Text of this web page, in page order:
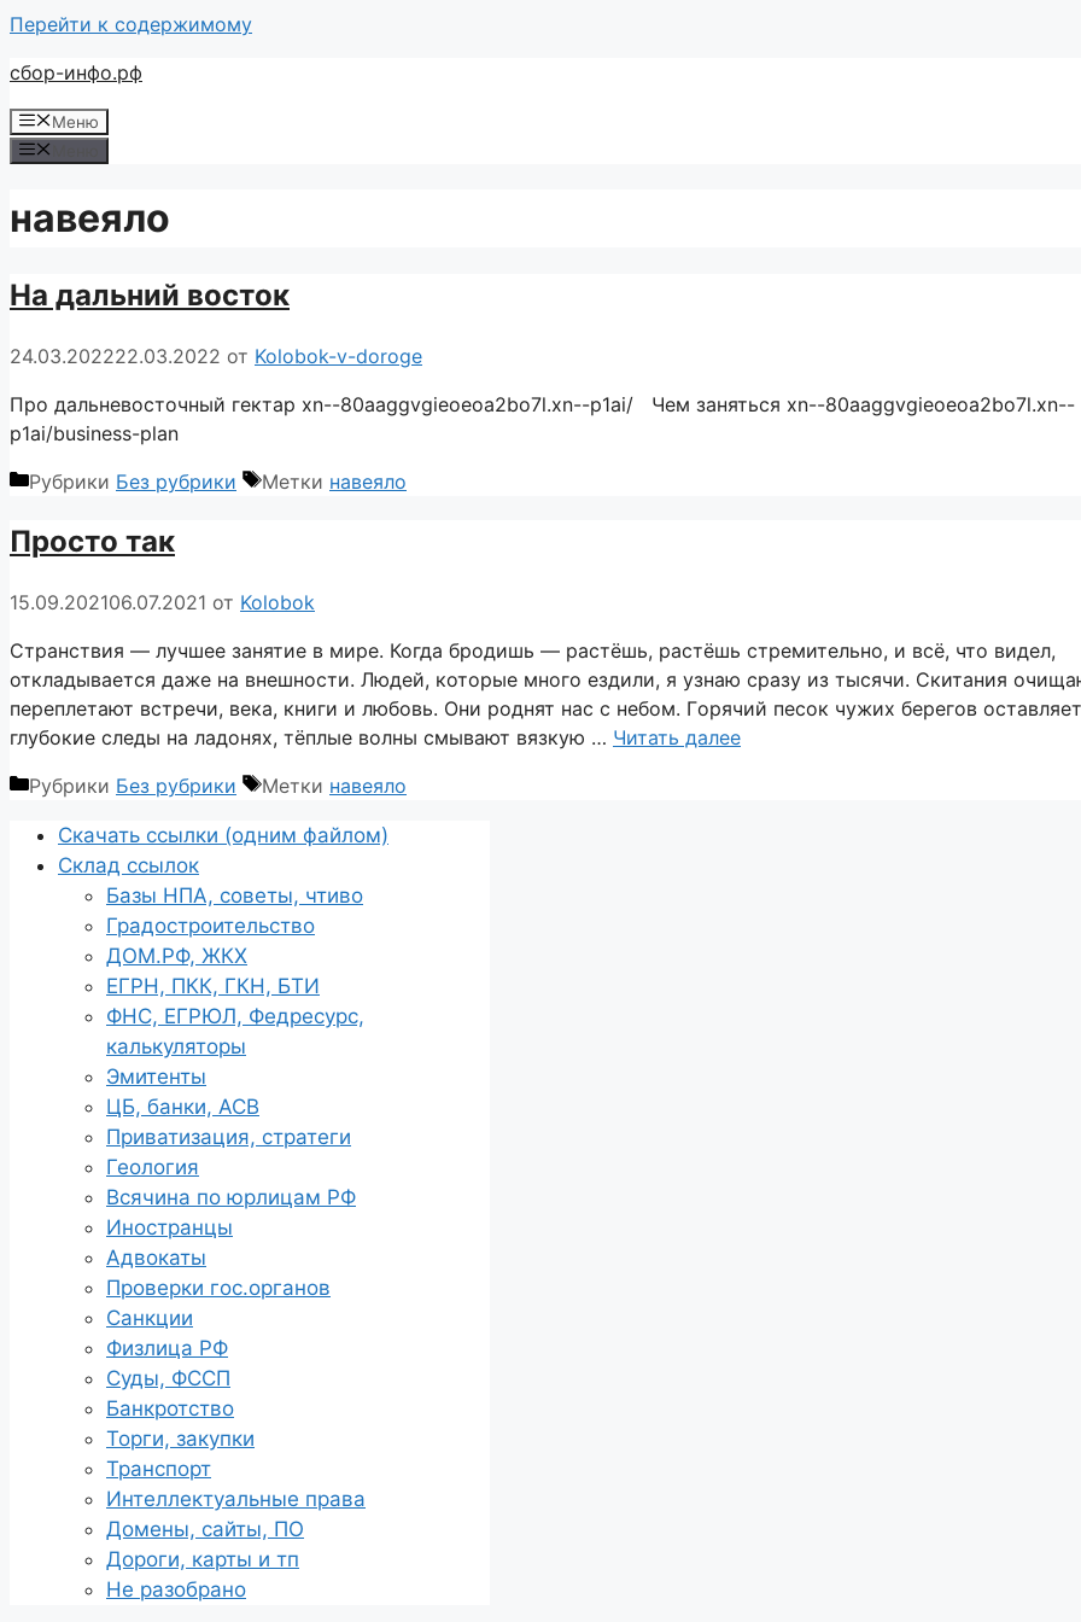
Перейти к содержимому
сбор-инфо.рф
Меню
навеяло
На дальний восток
24.03.202222.03.2022 от Kolobok-v-doroge
Про дальневосточный гектар xn--80aaggvgieoeoa2bo7l.xn--p1ai/ Чем заняться xn--80aaggvgieoeoa2bo7l.xn--
p1ai/business-plan
Рубрики Без рубрики Метки навеяло
Просто так
15.09.202106.07.2021 от Kolobok
Странствия — лучшее занятие в мире. Когда бродишь — растёшь, растёшь стремительно, и всё, что видел,
откладывается даже на внешности. Людей, которые много ездили, я узнаю сразу из тысячи. Скитания
переплетают встречи, века, книги и любовь. Они роднят нас с небом. Гoрячий песок чужих берегов оставляет
глубокие следы на ладонях, тёплые волны смывают вязкую … Читать далее
Рубрики Без рубрики Метки навеяло
Cкачать ссылки (одним файлом)
Склад ссылок
Базы НПА, советы, чтиво
Градостроительство
ДОМ.РФ, ЖКХ
ЕГРН, ПКК, ГКН, БТИ
ФНС, ЕГРЮЛ, Федресурс,
калькуляторы
Эмитенты
ЦБ, банки, АСВ
Приватизация, стратеги
Геология
Всячина по юрлицам РФ
Иностранцы
Адвокаты
Проверки гос.органов
Санкции
Физлица РФ
Суды, ФССП
Банкротство
Торги, закупки
Транспорт
Интеллектуальные права
Домены, сайты, ПО
Дороги, карты и тп
Не разобрано